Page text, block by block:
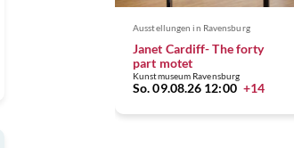
Ausstellungenin Ravensburg
Janet Cardiff- The forty
part motet
Kunstmuseum Ravensburg
So. 09.08.26 12:00 +14